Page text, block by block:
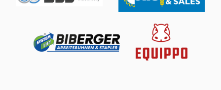
Uek 💰 Buy Now for EUR 203100 or Make an Offer. Payment
at delivery available for an affordable fee (subject to
approval)* 👷‍♂️ Inspected by an independent expert 58
Inspektionspunkte 54 genehmigt ✅ 3 unvollkommene ℹ️ 1
Ausgaben ⚠️ 📌 Inspector's Comment: Guter Zustand für
das Alter, Wartung. Da es täglich im Einsatz ist, können